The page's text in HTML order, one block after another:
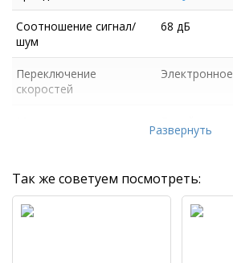
Соотношение сигнал/
шум
68 дБ
Переключение
скоростей
Электронное
Развернуть
Так же советуем посмотреть: